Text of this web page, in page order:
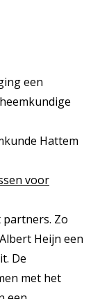
een
Hattem
voor
partners. Zo
Heijn een
De
met het